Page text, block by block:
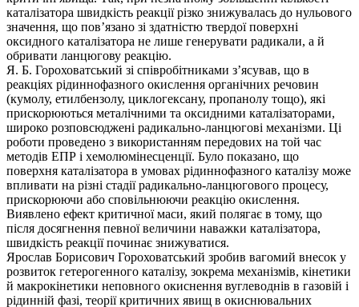
каталізатора швидкість реакції різко знижувалась до нульового
значення, що пов’язано зі здатністю твердої поверхні
оксидного каталізатора не лише генерувати радикали, а й
обривати ланцюгову реакцію.
Я. Б. Гороховатський зі співробітниками з’ясував, що в
реакціях рідиннофазного окислення органічних речовин
(кумолу, етилбензолу, циклогексану, пропанолу тощо), які
прискорюються металічними та оксидними каталізаторами,
широко розповсюджені радикально-ланцюгові механізми. Ці
роботи проведено з використанням передових на той час
методів ЕПР і хемолюмінесценції. Було показано, що
поверхня каталізатора в умовах рідиннофазного каталізу може
впливати на різні стадії радикально-ланцюгового процесу,
прискорюючи або сповільнюючи реакцію окислення.
Виявлено ефект критичної маси, який полягає в тому, що
після досягнення певної величини наважки каталізатора,
швидкість реакції починає знижуватися.
Ярослав Борисович Гороховатський зробив вагомий внесок у
розвиток гетерогенного каталізу, зокрема механізмів, кінетики
й макрокінетики неповного окиснення вуглеводнів в газовій і
рідинній фазі, теорії критичних явищ в окиснювальних